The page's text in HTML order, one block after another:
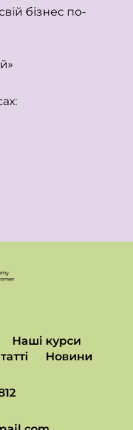
бізнес по-
Наші курси
Новини